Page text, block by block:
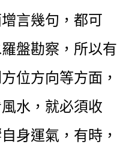
言幾句，都可
盤勘察，所以有
位方向等方面，
水，就必須收
身運氣，有時，